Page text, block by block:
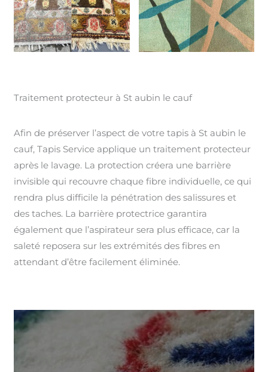
Traitement protecteur à St aubin le cauf
Afin de préserver l’aspect de votre tapis à St aubin le
cauf, Tapis Service applique un traitement protecteur
après le lavage. La protection créera une barrière
invisible qui recouvre chaque fibre individuelle, ce qui
rendra plus difficile la pénétration des salissures et
des taches. La barrière protectrice garantira
également que l’aspirateur sera plus efficace, car la
saleté reposera sur les extrémités des fibres en
attendant d’être facilement éliminée.